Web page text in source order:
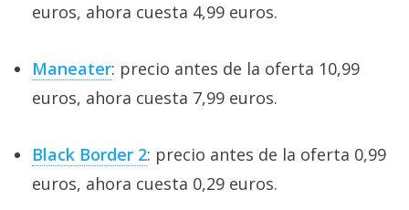
euros, ahora cuesta 4,99 euros.
Maneater: precio antes de la oferta 10,99
euros, ahora cuesta 7,99 euros.
Black Border 2: precio antes de la oferta 0,99
euros, ahora cuesta 0,29 euros.